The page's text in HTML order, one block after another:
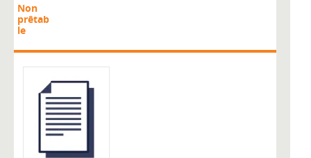
Non
prêtab
le